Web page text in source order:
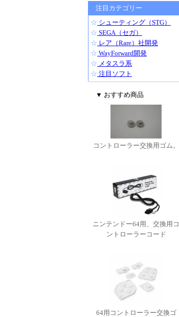
注目カテゴリー
☆ シューティング（STG）
☆ SEGA（セガ）
☆ レア（Rare）社開発
☆ WayForward開発
☆ メタスラ系
☆ 注目ソフト
▼ おすすめ商品
コントローラー交換用ゴム。
ニンテンドー64用、交換用コ
ントローラーコード
64用コントローラー交換ゴ